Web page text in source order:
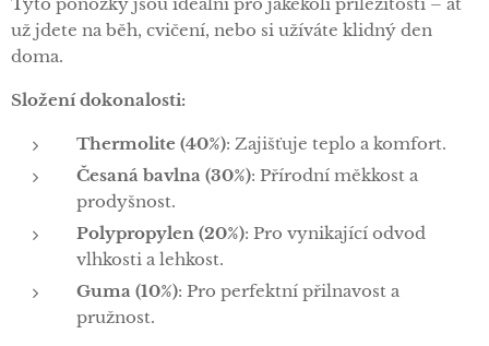
už jdete na běh, cvičení, nebo si užíváte klidný den
doma.
Složení dokonalosti:
Thermolite (40%): Zajišťuje teplo a komfort.
Česaná bavlna (30%): Přírodní měkkost a
prodyšnost.
Polypropylen (20%): Pro vynikající odvod
vlhkosti a lehkost.
Guma (10%): Pro perfektní přilnavost a
pružnost.